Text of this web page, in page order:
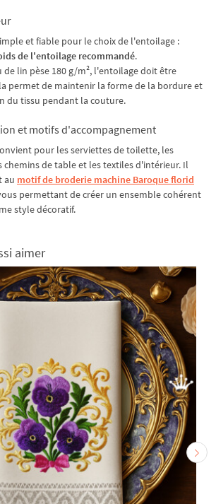
et fiable pour le choix de l'entoilage :
de l'entoilage recommandé.
de lin pèse 180 g/m², l'entoilage doit être
permet de maintenir la forme de la bordure et
du tissu pendant la couture.
et motifs d'accompagnement
pour les serviettes de toilette, les
chemins de table et les textiles d'intérieur. Il
au motif de broderie machine Baroque florid
permettant de créer un ensemble cohérent
style décoratif.
aimer